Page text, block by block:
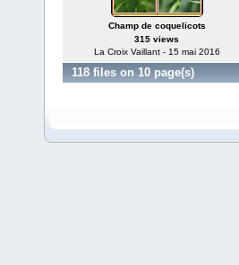
Champ de coquelicots
315 views
La Croix Vaillant - 15 mai 2016
118 files on 10 page(s)